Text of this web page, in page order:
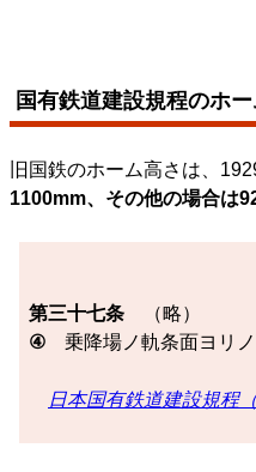
国有鉄道建設規程のホー
旧国鉄のホーム高さは、
1100mm、その他の場合は
第三十七条 （略）
④ 乗降場ノ軌条面ヨリノ
日本国有鉄道建設規程